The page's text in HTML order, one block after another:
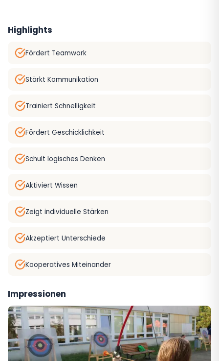
Highlights
Fördert Teamwork
Stärkt Kommunikation
Trainiert Schnelligkeit
Fördert Geschicklichkeit
Schult logisches Denken
Aktiviert Wissen
Zeigt individuelle Stärken
Akzeptiert Unterschiede
Kooperatives Miteinander
Impressionen